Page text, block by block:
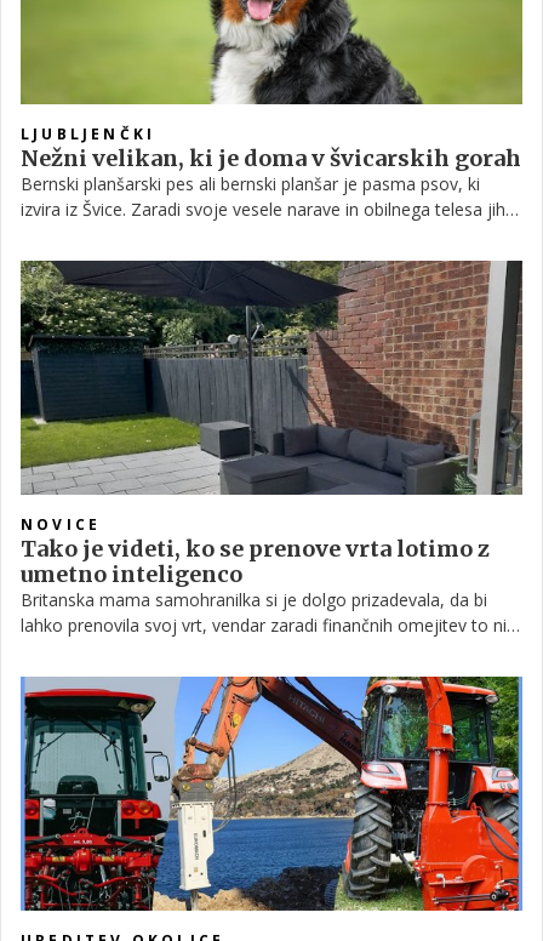
LJUBLJENČKI
Nežni velikan, ki je doma v švicarskih gorah
Bernski planšarski pes ali bernski planšar je pasma psov, ki
izvira iz Švice. Zaradi svoje vesele narave in obilnega telesa jih
vendar so lahko hkrati tudi zvesti in ljubeči hišni ljubljenčki.
Čeprav so igrivi in energični, ne potrebujejo pretirano veliko
pozornosti.
NOVICE
Tako je videti, ko se prenove vrta lotimo z
umetno inteligenco
Britanska mama samohranilka si je dolgo prizadevala, da bi
lahko prenovila svoj vrt, vendar zaradi finančnih omejitev to ni
iznajdljivosti ta projekt izpelje praktično zastonj. Pri tem ji je
pomagala umetna inteligenca.